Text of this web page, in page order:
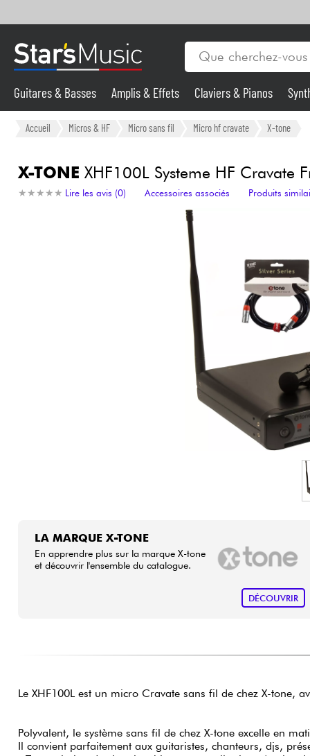
Guitares & Basses
Synthés & Sampleurs
Micros & HF
Guitares & Basses Amplis & Effets Claviers & Pianos
Accueil Micros & HF Micro sans fil Micro hf cravate X-tone
X-TONE XHF100L Systeme HF Cravate
★ ★ ★ ★ ★
★ ★ ★ ★ ★ Lire les avis (0) Accessoires associés Produits
LA MARQUE X-TONE
En apprendre plus sur la marque X-tone
et découvrir l'ensemble du catalogue.
DÉCOUVRIR
Le XHF100L est un micro Cravate sans fil de chez X-tone,
Polyvalent, le système sans fil de chez X-tone excelle en
Il convient parfaitement aux guitaristes, chanteurs, djs,